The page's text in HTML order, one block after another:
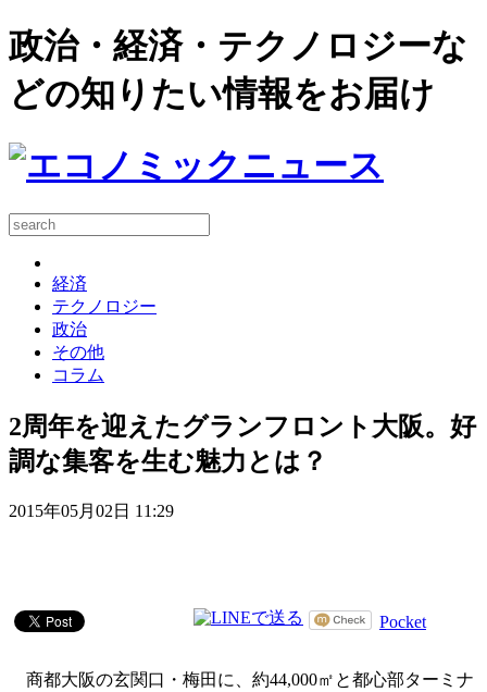
政治・経済・テクノロジーな
どの知りたい情報をお届け
経済
テクノロジー
政治
その他
コラム
2周年を迎えたグランフロント大阪。好
調な集客を生む魅力とは？
2015年05月02日 11:29
Pocket
商都大阪の玄関口・梅田に、約44,000㎡と都心部ターミナ